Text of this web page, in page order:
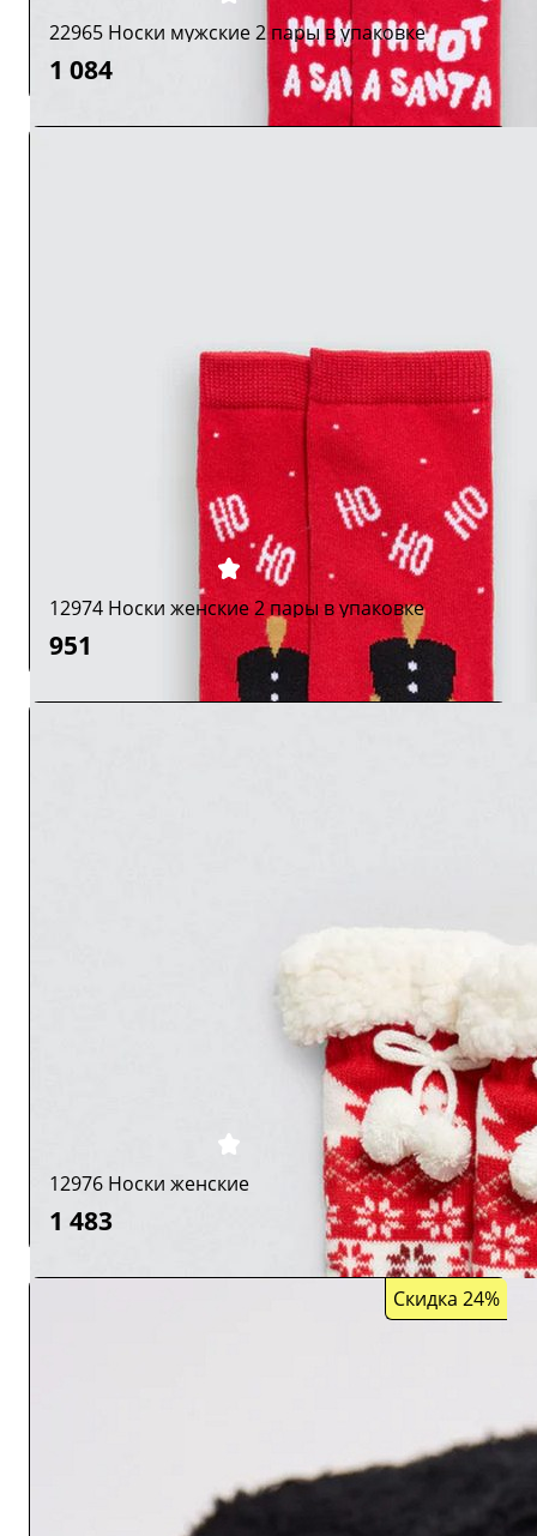
22965 Носки мужские 2 пары в упаковке
1 084
12974 Носки женские 2 пары в упаковке
951
12976 Носки женские
1 483
Скидка 24%